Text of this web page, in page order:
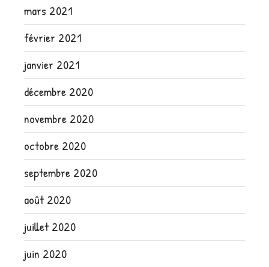
mars 2021
février 2021
janvier 2021
décembre 2020
novembre 2020
octobre 2020
septembre 2020
août 2020
juillet 2020
juin 2020